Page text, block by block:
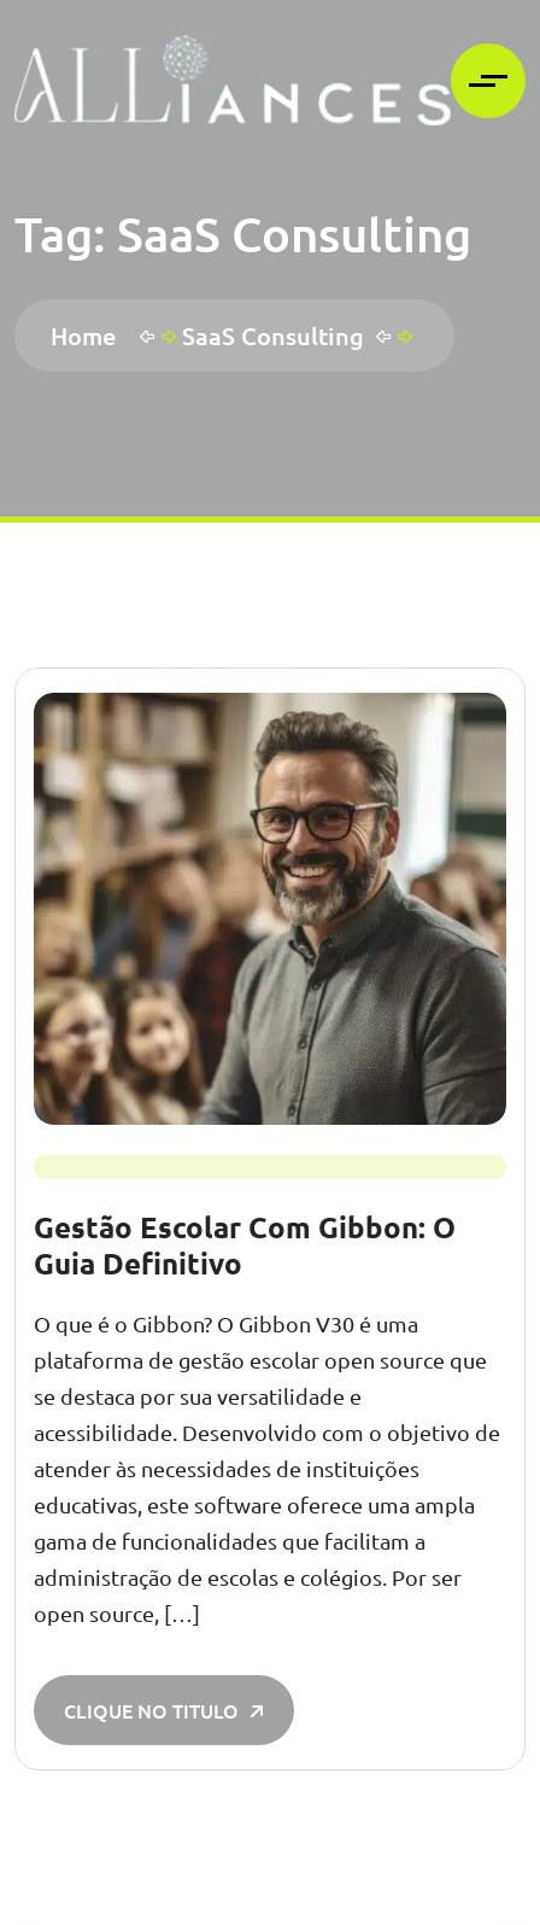
Tag: SaaS Consulting
Home SaaS Consulting
Gestão Escolar Com Gibbon: O
Guia Definitivo
O que é o Gibbon? O Gibbon V30 é uma
plataforma de gestão escolar open source que
se destaca por sua versatilidade e
acessibilidade. Desenvolvido com o objetivo de
atender às necessidades de instituições
educativas, este software oferece uma ampla
gama de funcionalidades que facilitam a
administração de escolas e colégios. Por ser
open source, […]
CLIQUE NO TITULO